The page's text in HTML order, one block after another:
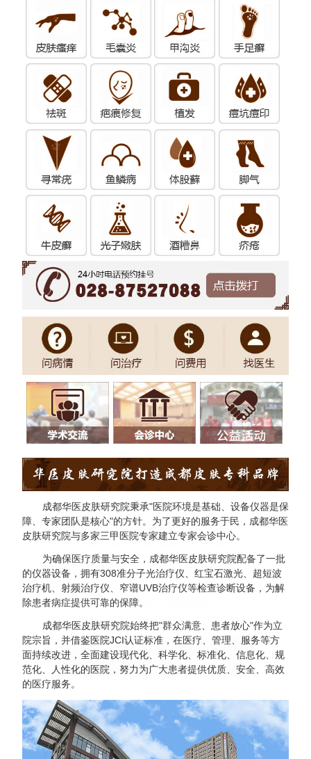
成都华医皮肤研究院秉承"医院环境是基础、设备仪器是保
障、专家团队是核心"的方针。为了更好的服务于民，成都华医
皮肤研究院与多家三甲医院专家建立专家会诊中心。
为确保医疗质量与安全，成都华医皮肤研究院配备了一批
的仪器设备，拥有308准分子光治疗仪、红宝石激光、超短波
治疗机、射频治疗仪、窄谱UVB治疗仪等检查诊断设备，为解
除患者病症提供可靠的保障。
成都华医皮肤研究院始终把"群众满意、患者放心"作为立
院宗旨，并借鉴医院JCI认证标准，在医疗、管理、服务等方
面持续改进，全面建设现代化、科学化、标准化、信息化、规
范化、人性化的医院，努力为广大患者提供优质、安全、高效
的医疗服务。
成都华医皮肤研究院
医保定点单位 名老专家坐诊
输入您的电话，我们将立即回电。为您解
答疑问，请放心接听！手机请直接输入，
拨打电话
44
悄悄提问